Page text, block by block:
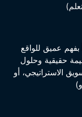
عميق للواقع
حقيقية وحلول
الاستراتيجي، أو